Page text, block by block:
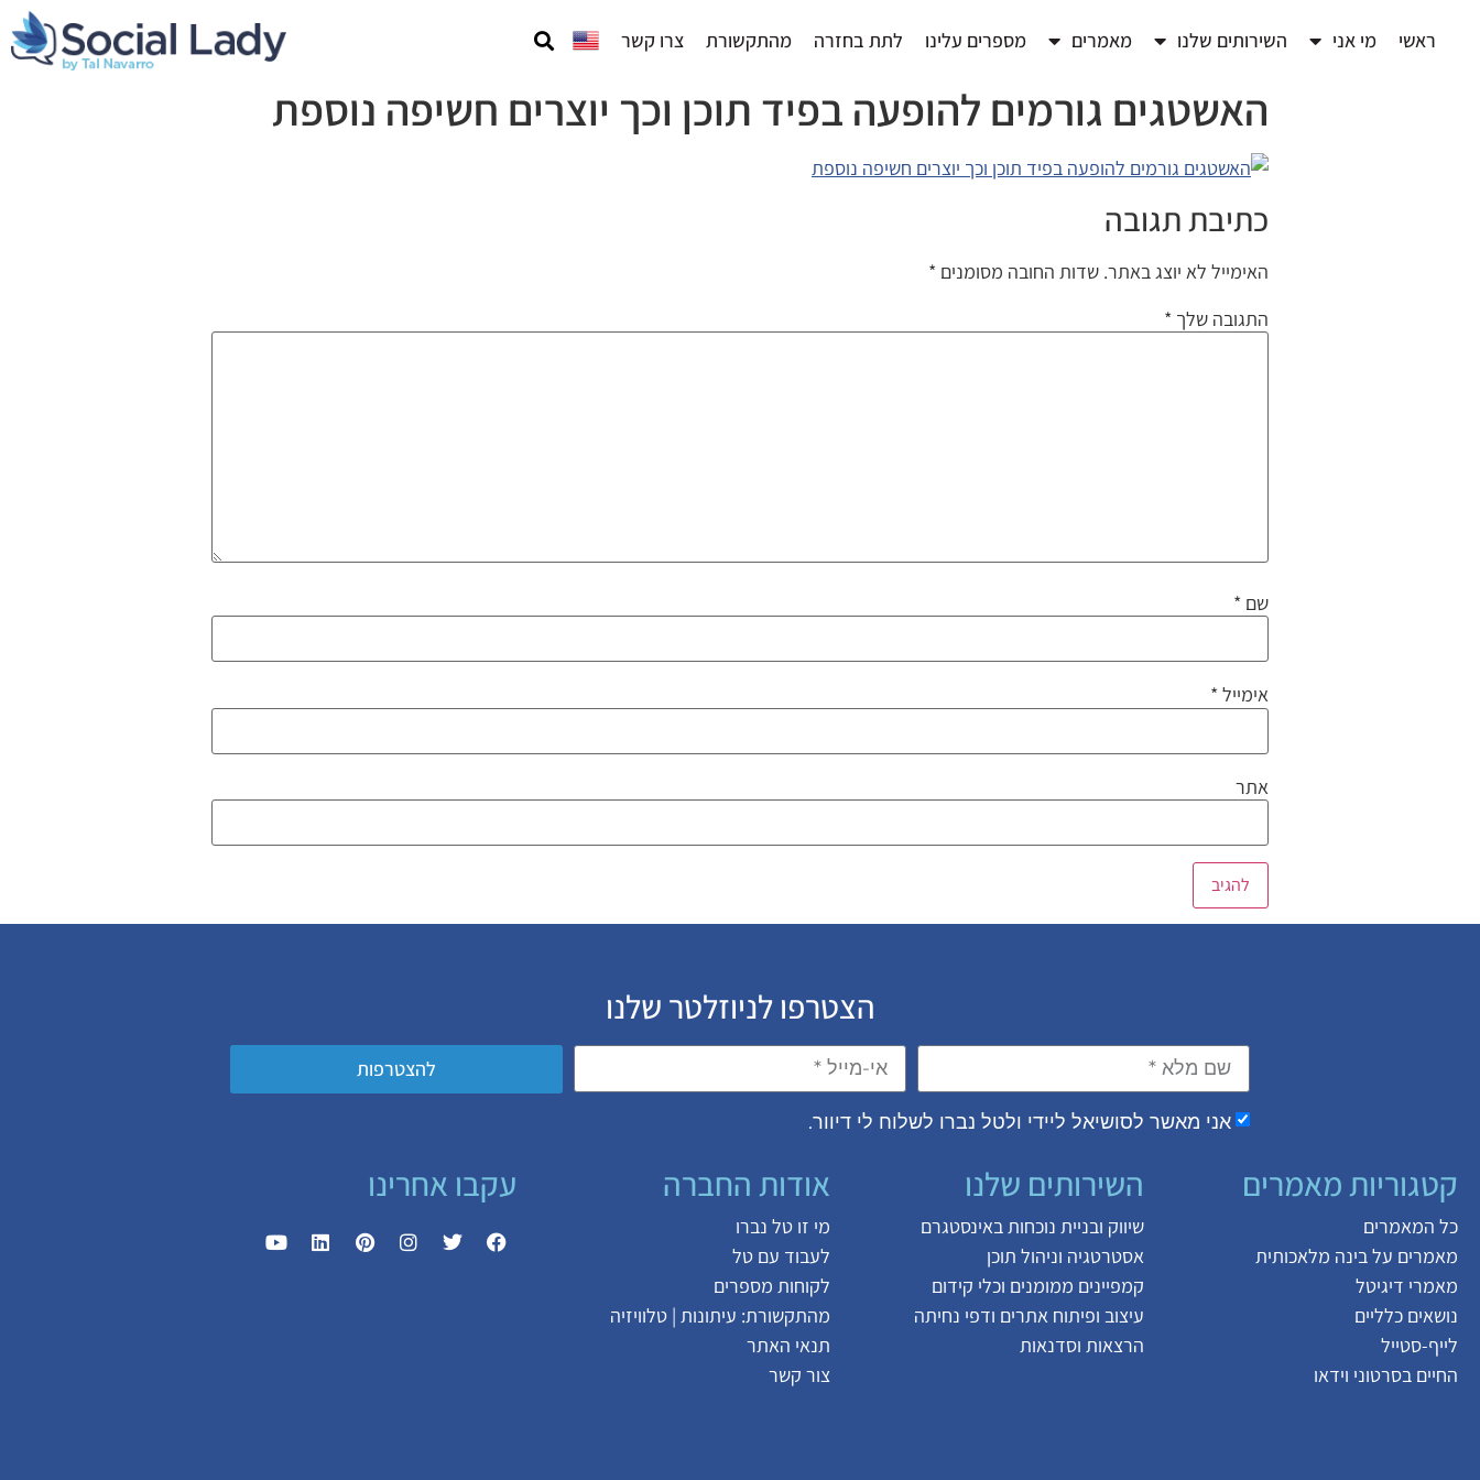
ראשי מי אני השירותים שלנו מאמרים מספרים עלינו לתת בחזרה מהתקשורת צרו קשר
האשטגים גורמים להופעה בפיד תוכן וכך יוצרים חשיפה נוספת
כתיבת תגובה
האימייל לא יוצג באתר. שדות החובה מסומנים *
התגובה שלך *
שם *
אימייל*
אתר
הצטרפו לניוזלטר שלנו
אני מאשר לסושיאל ליידי ולטל נברו לשלוח לי דיוור.
להצטרפות
קטגוריות מאמרים
כל המאמרים
מאמרים עלבינה מלאכותית
מאמרי דיגיטל
נושאים כלליים
לייף-סטייל
החיים בסרטוני וידאו
השירותים שלנו
שיווק ובניית נוכחות באינסטגרם
אסטרטגיה וניהול תוכן
קמפיינים ממומנים וכלי קידום
עיצוב ופיתוח אתרים ודפי נחיתה
הרצאות וסדנאות
אודות החברה
מי זו טל נברו
לעבוד עם טל
לקוחות מספרים
מהתקשורת: עיתונות | טלוויזיה
תנאי האתר
צור קשר
עקבו אחרינו